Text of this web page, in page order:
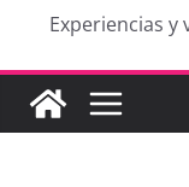
Experiencias